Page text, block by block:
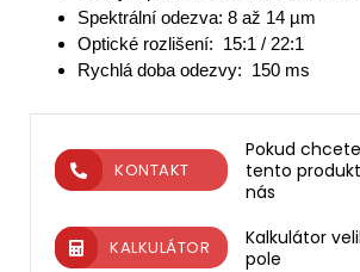
Spektrální odezva: 8 až 14 µm
Optické rozlišení: 15:1 / 22:1
Rychlá doba odezvy: 150 ms
Pokud
tento
nás
KONTAKT
Kalkulátor
pole
KALKULÁTOR